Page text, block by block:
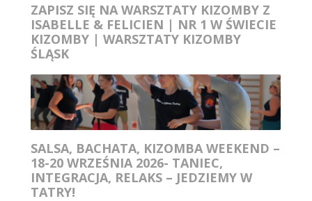
ZAPISZ SIĘ NA WARSZTATY KIZOMBY Z
ISABELLE & FELICIEN | NR 1 W ŚWIECIE
KIZOMBY | WARSZTATY KIZOMBY
ŚLĄSK
SALSA, BACHATA, KIZOMBA WEEKEND –
18-20 WRZEŚNIA 2026- TANIEC,
INTEGRACJA, RELAKS – JEDZIEMY W
TATRY!